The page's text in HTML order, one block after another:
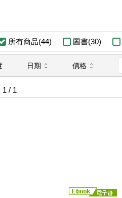
所有商品(44) 圖書(30)
日期 價格
1 / 1